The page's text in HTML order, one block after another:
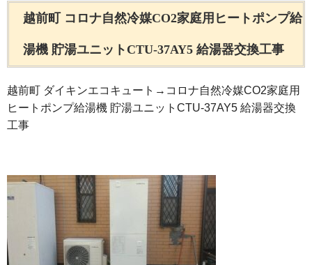
越前町 コロナ自然冷媒CO2家庭用ヒートポンプ給
湯機 貯湯ユニットCTU-37AY5 給湯器交換工事
越前町 ダイキンエコキュート→コロナ自然冷媒CO2家庭用
ヒートポンプ給湯機 貯湯ユニットCTU-37AY5 給湯器交換
工事